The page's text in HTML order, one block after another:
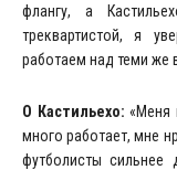
флангу, а
треквартистой, я
работаем над теми же
О Кастильехо: «Меня
много работает, мне
футболисты сильнее